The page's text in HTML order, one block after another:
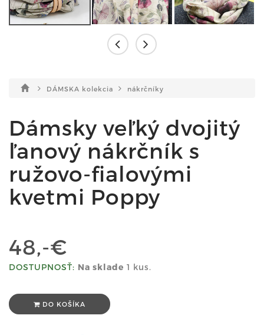
DÁMSKA kolekcia nákrčníky
Dámsky veľký dvojitý
ľanový nákrčník s
ružovo-fialovými
kvetmi Poppy
48,-€
DOSTUPNOSŤ: Na sklade 1 kus.
DO KOŠÍKA